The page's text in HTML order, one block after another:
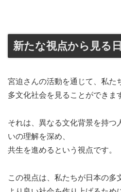
新たな視点から見る
宮迫さんの活動を通じて、私た
多文化社会を見ることができま
それは、異なる文化背景を持つ
いの理解を深め、
共生を進めるという視点です。
この視点は、私たちが日本の多